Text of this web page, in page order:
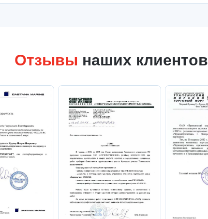
Отзывы наших клиентов